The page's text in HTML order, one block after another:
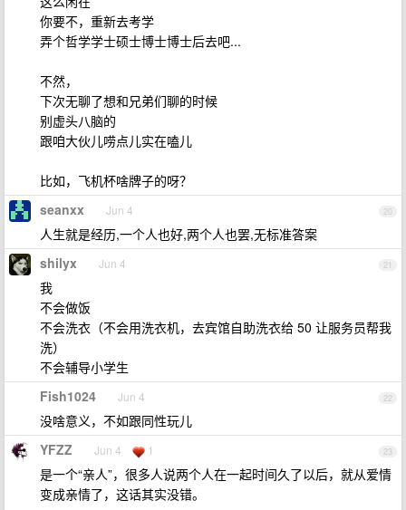
你要不，重新去考学
弄个哲学学士硕士博士博士后去吧...
不然，
下次无聊了想和兄弟们聊的时候
别虚头八脑的
跟咱大伙儿唠点儿实在嗑儿
比如，飞机杯啥牌子的呀？
20
seanxx Jun 4
人生就是经历,一个人也好,两个人也罢,无标准答案
21
shilyx Jun 4
我
不会做饭
不会洗衣（不会用洗衣机，去宾馆自助洗衣给 50 让服务员帮我
洗）
不会辅导小学生
22
Fish1024 Jun 4
没啥意义，不如跟同性玩儿
23
YFZZ Jun 4 1
是一个“亲人”，很多人说两个人在一起时间久了以后，就从爱情
变成亲情了，这话其实没错。